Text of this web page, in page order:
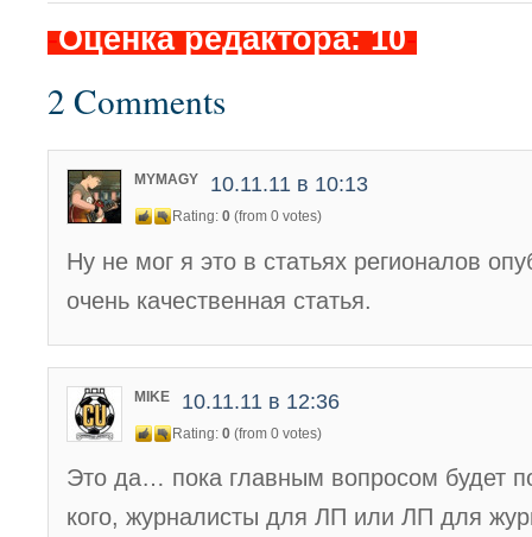
-Оценка редактора: 10-
2 Comments
MYMAGY 10.11.11 в 10:13
Rating: 0 (from 0 votes)
Ну не мог я это в статьях регионалов
очень качественная статья.
MIKE 10.11.11 в 12:36
Rating: 0 (from 0 votes)
Это да… пока главным вопросом будет
кого, журналисты для ЛП или ЛП для